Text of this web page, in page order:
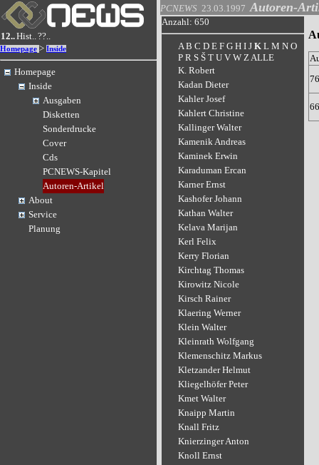
12..Hist..??..
Homepage > Inside
Homepage
Inside
Ausgaben
Disketten
Sonderdrucke
Cover
Cds
PCNEWS-Kapitel
Autoren-Artikel
About
Service
Planung
PCNEWS 23.03.1997 Autoren-
Anzahl: 650
A B C D E F G H I J K L M N O
P R S Š T U V W ZALLE
K. Robert
Kadan Dieter
Kahler Josef
Kahlert Christine
Kallinger Walter
Kamenik Andreas
Kaminek Erwin
Karaduman Ercan
Karner Ernst
Kashofer Johann
Kathan Walter
Kelava Marijan
Kerl Felix
Kerry Florian
Kirchtag Thomas
Kirowitz Nicole
Kirsch Rainer
Klaering Werner
Klein Walter
Kleinrath Wolfgang
Klemenschitz Markus
Kletzander Helmut
Kliegelhöfer Peter
Kmet Walter
Knaipp Martin
Knall Fritz
Knierzinger Anton
Knoll Ernst
76
66